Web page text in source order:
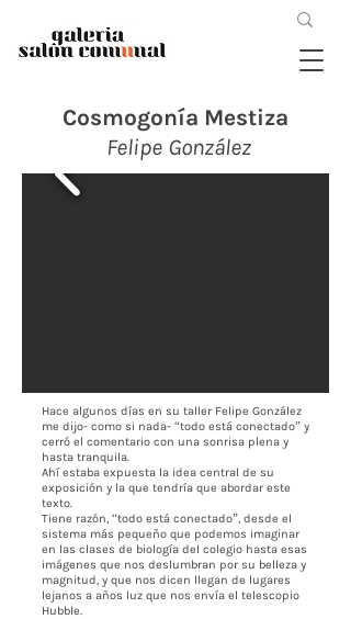
Cosmogonía Mestiza
Felipe González
Hace algunos días en su taller Felipe González
me dijo- como si nada- “todo está conectado” y
cerró el comentario con una sonrisa plena y
hasta tranquila.
Ahí estaba expuesta la idea central de su
exposición y la que tendría que abordar este
texto.
Tiene razón, “todo está conectado”, desde el
sistema más pequeño que podemos imaginar
en las clases de biología del colegio hasta esas
imágenes que nos deslumbran por su belleza y
magnitud, y que nos dicen llegan de lugares
lejanos a años luz que nos envía el telescopio
Hubble.